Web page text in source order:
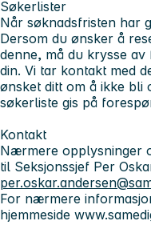
Søkerlister
Når søknadsfristen har
Dersom du ønsker å
denne, må du krysse
din. Vi tar kontakt med
ønsket ditt om å ikke
søkerliste gis på
Kontakt
Nærmere opplysninger
til Seksjonssjef Per
For nærmere
hjemmeside